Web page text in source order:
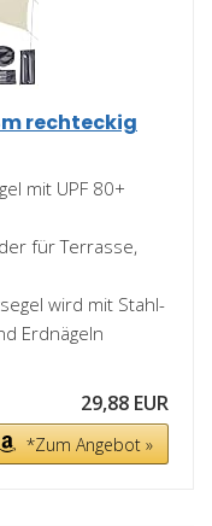
rechteckig
mit UPF 80+
für Terrasse,
wird mit Stahl-
Erdnägeln
29,88 EUR
*Zum Angebot »